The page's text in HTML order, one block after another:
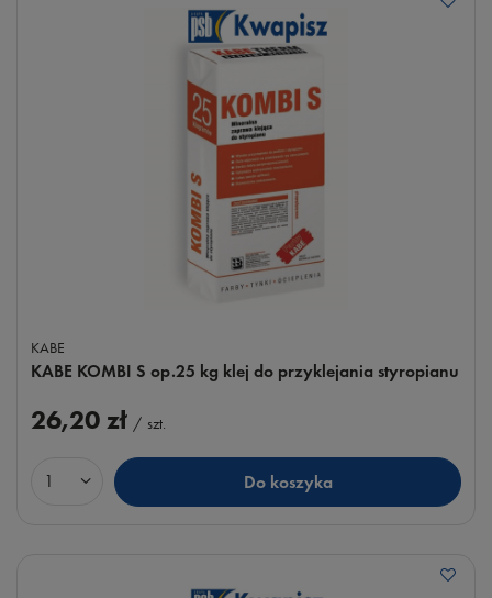
KABE
KABE KOMBI S op.25 kg klej do przyklejania styropianu
26,20 zł / szt.
Ilość produktów Do koszyka